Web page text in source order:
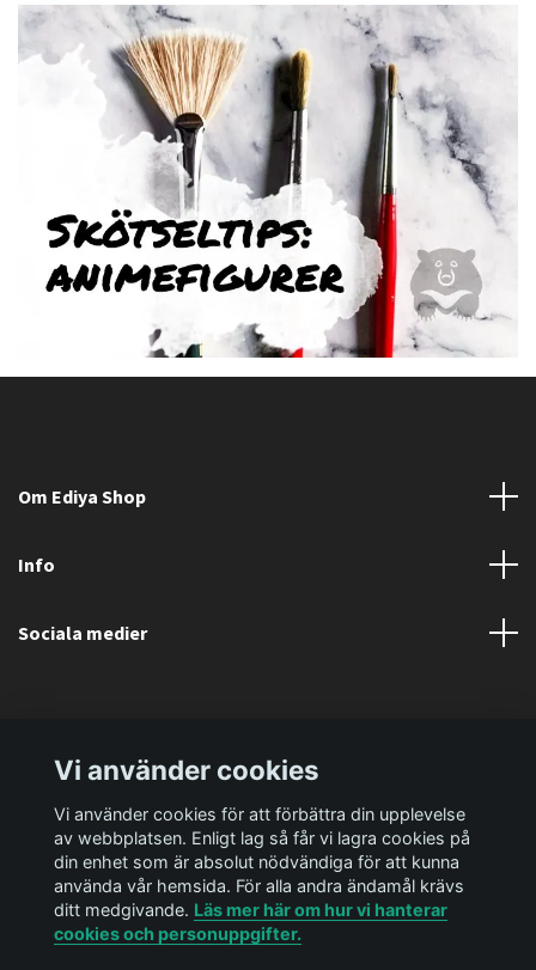
Om Ediya Shop
Info
Sociala medier
Vi använder cookies
Vi använder cookies för att förbättra din upplevelse
av webbplatsen. Enligt lag så får vi lagra cookies på
din enhet som är absolut nödvändiga för att kunna
använda vår hemsida. För alla andra ändamål krävs
ditt medgivande. Läs mer här om hur vi hanterar
cookies och personuppgifter.